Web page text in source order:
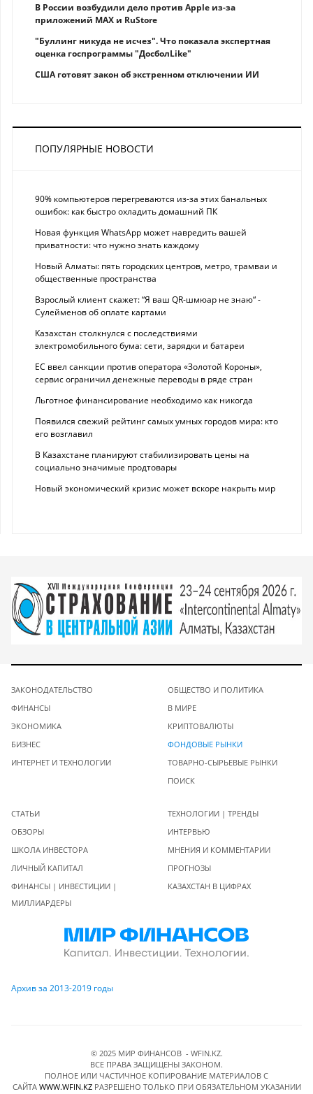
В России возбудили дело против Apple из-за
приложений MAX и RuStore
"Буллинг никуда не исчез". Что показала экспертная
оценка госпрограммы "ДосболLike"
США готовят закон об экстренном отключении ИИ
ПОПУЛЯРНЫЕ НОВОСТИ
90% компьютеров перегреваются из-за этих банальных
ошибок: как быстро охладить домашний ПК
Новая функция WhatsApp может навредить вашей
приватности: что нужно знать каждому
Новый Алматы: пять городских центров, метро, трамваи и
общественные пространства
Взрослый клиент скажет: “Я ваш QR-шмюар не знаю“ -
Сулейменов об оплате картами
Казахстан столкнулся с последствиями
электромобильного бума: сети, зарядки и батареи
ЕС ввел санкции против оператора «Золотой Короны»,
сервис ограничил денежные переводы в ряде стран
Льготное финансирование необходимо как никогда
Появился свежий рейтинг самых умных городов мира: кто
его возглавил
В Казахстане планируют стабилизировать цены на
социально значимые продтовары
Новый экономический кризис может вскоре накрыть мир
ЗАКОНОДАТЕЛЬСТВО
ФИНАНСЫ
ЭКОНОМИКА
БИЗНЕС
ИНТЕРНЕТ И ТЕХНОЛОГИИ
ОБЩЕСТВО И ПОЛИТИКА
В МИРЕ
КРИПТОВАЛЮТЫ
ФОНДОВЫЕ РЫНКИ
ТОВАРНО-СЫРЬЕВЫЕ РЫНКИ
ПОИСК
СТАТЬИ
ОБЗОРЫ
ШКОЛА ИНВЕСТОРА
ЛИЧНЫЙ КАПИТАЛ
ФИНАНСЫ | ИНВЕСТИЦИИ |
МИЛЛИАРДЕРЫ
ТЕХНОЛОГИИ | ТРЕНДЫ
ИНТЕРВЬЮ
МНЕНИЯ И КОММЕНТАРИИ
ПРОГНОЗЫ
КАЗАХСТАН В ЦИФРАХ
Архив за 2013-2019 годы
© 2025 МИР ФИНАНСОВ - WFIN.KZ.
ВСЕ ПРАВА ЗАЩИЩЕНЫ ЗАКОНОМ.
ПОЛНОЕ ИЛИ ЧАСТИЧНОЕ КОПИРОВАНИЕ МАТЕРИАЛОВ C
САЙТА WWW.WFIN.KZРАЗРЕШЕНО ТОЛЬКО ПРИ ОБЯЗАТЕЛЬНОМ УКАЗАНИИ